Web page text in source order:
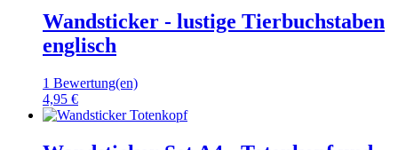
Wandsticker - lustige Tierbuchstaben
englisch
1 Bewertung(en)
4,95 €